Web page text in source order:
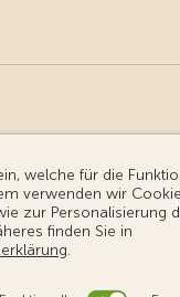
Touring Club Schweiz